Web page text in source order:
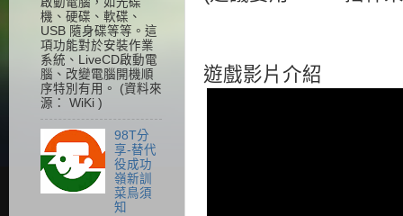
遊戲影片介紹
機、硬碟、軟碟、
USB 隨身碟等等。這
項功能對於安裝作業
系統、LiveCD啟動電
腦、改變電腦開機順
序特別有用。 (資料來
源： WiKi )
98T分
享-替代
役成功
嶺新訓
菜鳥須
知